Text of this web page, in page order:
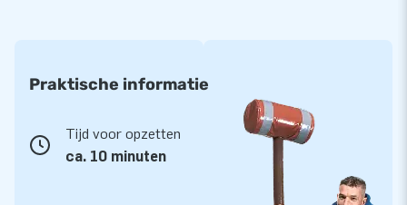
Praktische informatie
Tijd voor opzetten
ca. 10 minuten